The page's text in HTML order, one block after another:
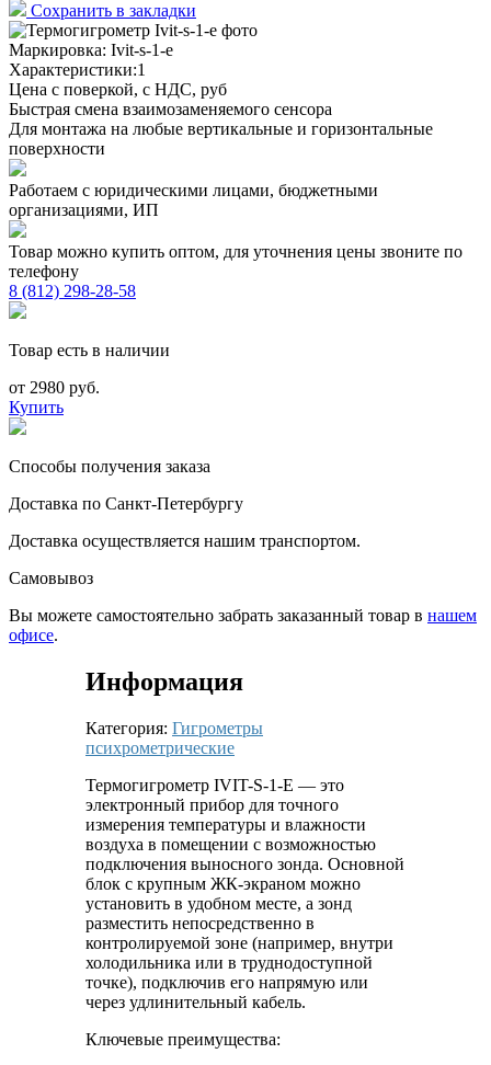
Сохранить в закладки
Маркировка: Ivit-s-1-e
Характеристики:1
Цена с поверкой, с НДС, руб
Быстрая смена взаимозаменяемого сенсора
Для монтажа на любые вертикальные и горизонтальные
поверхности
Работаем с юридическими лицами, бюджетными
организациями, ИП
Товар можно купить оптом, для уточнения цены звоните по
телефону
8 (812) 298-28-58
Товар есть в наличии
от 2980 руб.
Купить
Способы получения заказа
Доставка по Санкт-Петербургу
Доставка осуществляется нашим транспортом.
Самовывоз
Вы можете самостоятельно забрать заказанный товар в нашем
офисе.
Информация
Категория: Гигрометры
психрометрические
Термогигрометр IVIT-S-1-E — это
электронный прибор для точного
измерения температуры и влажности
воздуха в помещении с возможностью
подключения выносного зонда. Основной
блок с крупным ЖК-экраном можно
установить в удобном месте, а зонд
разместить непосредственно в
контролируемой зоне (например, внутри
холодильника или в труднодоступной
точке), подключив его напрямую или
через удлинительный кабель.
Ключевые преимущества: